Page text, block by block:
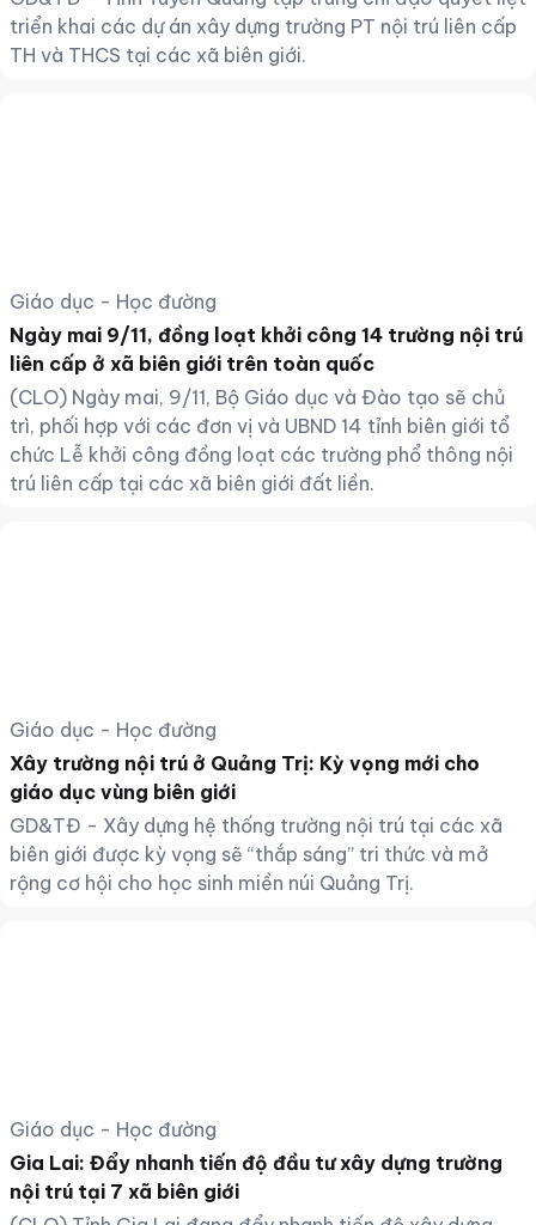
triển khai các dự án xây dựng trường PT nội trú liên cấp
TH và THCS tại các xã biên giới.
Giáo dục - Học đường
Ngày mai 9/11, đồng loạt khởi công 14 trường nội trú
liên cấp ở xã biên giới trên toàn quốc
(CLO) Ngày mai, 9/11, Bộ Giáo dục và Đào tạo sẽ chủ
trì, phối hợp với các đơn vị và UBND 14 tỉnh biên giới tổ
chức Lễ khởi công đồng loạt các trường phổ thông nội
trú liên cấp tại các xã biên giới đất liền.
Giáo dục - Học đường
Xây trường nội trú ở Quảng Trị: Kỳ vọng mới cho
giáo dục vùng biên giới
GD&TĐ - Xây dựng hệ thống trường nội trú tại các xã
biên giới được kỳ vọng sẽ “thắp sáng” tri thức và mở
rộng cơ hội cho học sinh miền núi Quảng Trị.
Giáo dục - Học đường
Gia Lai: Đẩy nhanh tiến độ đầu tư xây dựng trường
nội trú tại 7 xã biên giới